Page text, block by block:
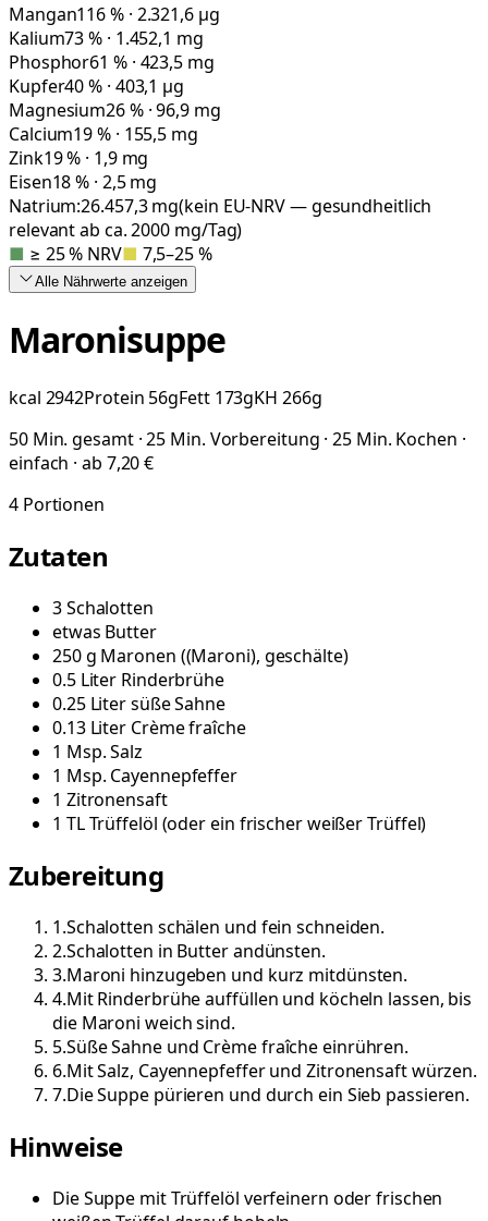
Mangan116 % · 2.321,6 µg
Kalium73 % · 1.452,1 mg
Phosphor61 % · 423,5 mg
Kupfer40 % · 403,1 µg
Magnesium26 % · 96,9 mg
Calcium19 % · 155,5 mg
Zink19 % · 1,9 mg
Eisen18 % · 2,5 mg
Natrium:26.457,3mg(kein EU-NRV — gesundheitlich
relevant ab ca. 2000 mg/Tag)
■ ≥ 25 % NRV■ 7,5–25 %
Alle Nährwerte anzeigen
Maronisuppe
kcal 2942Protein 56gFett 173gKH 266g
50 Min. gesamt · 25 Min. Vorbereitung · 25 Min. Kochen ·
einfach · ab 7,20 €
4 Portionen
Zutaten
3Schalotten
etwas Butter
250g Maronen ((Maroni), geschälte)
0.5 Liter Rinderbrühe
0.25 Litersüße Sahne
0.13 Liter Crème fraîche
1 Msp.Salz
1 Msp. Cayennepfeffer
1 Zitronensaft
1 TLTrüffelöl (oder ein frischer weißer Trüffel)
Zubereitung
1.Schalotten schälen und fein schneiden.
2.Schalotten in Butter andünsten.
3.Maroni hinzugeben und kurz mitdünsten.
4.Mit Rinderbrühe auffüllen und köcheln lassen, bis
die Maroni weich sind.
5.Süße Sahne und Crème fraîche einrühren.
6.Mit Salz, Cayennepfeffer und Zitronensaft würzen.
7.Die Suppe pürieren und durch ein Sieb passieren.
Hinweise
Die Suppe mit Trüffelöl verfeinern oder frischen